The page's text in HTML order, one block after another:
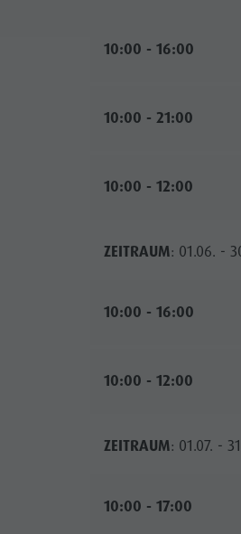
10:00 - 16:00
10:00 - 21:00
10:00 - 12:00
ZEITRAUM: 01.06. -
10:00 - 16:00
10:00 - 12:00
ZEITRAUM: 01.07. -
10:00 - 17:00